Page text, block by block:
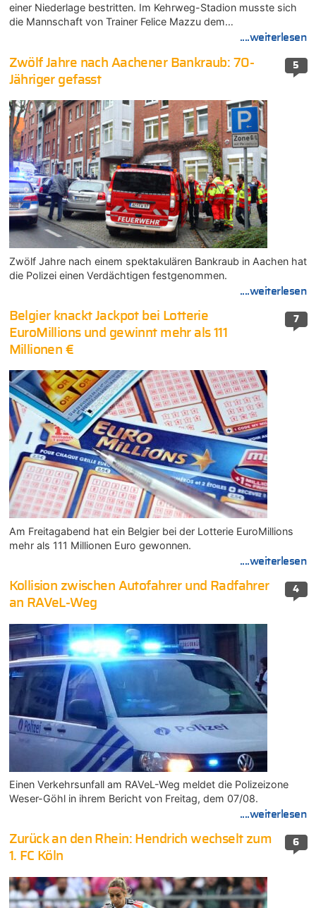
einer Niederlage bestritten. Im Kehrweg-Stadion musste sich
die Mannschaft von Trainer Felice Mazzu dem…
....weiterlesen
5
Zwölf Jahre nach Aachener Bankraub: 70-
Jähriger gefasst
Zwölf Jahre nach einem spektakulären Bankraub in Aachen hat
die Polizei einen Verdächtigen festgenommen.
....weiterlesen
7
Belgier knackt Jackpot bei Lotterie
EuroMillions und gewinnt mehr als 111
Millionen €
Am Freitagabend hat ein Belgier bei der Lotterie EuroMillions
mehr als 111 Millionen Euro gewonnen.
....weiterlesen
4
Kollision zwischen Autofahrer und Radfahrer
an RAVeL-Weg
Einen Verkehrsunfall am RAVeL-Weg meldet die Polizeizone
Weser-Göhl in ihrem Bericht von Freitag, dem 07/08.
....weiterlesen
6
Zurück an den Rhein: Hendrich wechselt zum
1. FC Köln